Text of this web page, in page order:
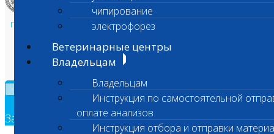
чипирование
электрофорез
Ветеринарные центры
Владельцам
Владельцам
Инструкция по самостоятельной
оплате анализов
Инструкция отбора и отправки
Политика в области персональных данных и конфиденциальности
Техническая поддержка
Заявка на обратный звонок